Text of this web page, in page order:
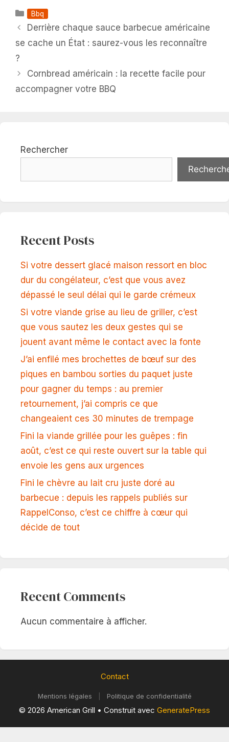
Catégories
Bbq
Derrière chaque sauce barbecue américaine
se cache un État : saurez-vous les reconnaître
?
Cornbread américain : la recette facile pour
accompagner votre BBQ
Rechercher
Recent Posts
Si votre dessert glacé maison ressort en bloc
dur du congélateur, c’est que vous avez
dépassé le seul délai qui le garde crémeux
Si votre viande grise au lieu de griller, c’est
que vous sautez les deux gestes qui se
jouent avant même le contact avec la fonte
J’ai enfilé mes brochettes de bœuf sur des
piques en bambou sorties du paquet juste
pour gagner du temps : au premier
retournement, j’ai compris ce que
changeaient ces 30 minutes de trempage
Fini la viande grillée pour les guêpes : fin
août, c’est ce qui reste ouvert sur la table qui
envoie les gens aux urgences
Fini le chèvre au lait cru juste doré au
barbecue : depuis les rappels publiés sur
RappelConso, c’est ce chiffre à cœur qui
décide de tout
Recent Comments
Aucun commentaire à afficher.
Contact
Mentions légales Politique de confidentialité
© 2026 American Grill • Construit avec GeneratePress